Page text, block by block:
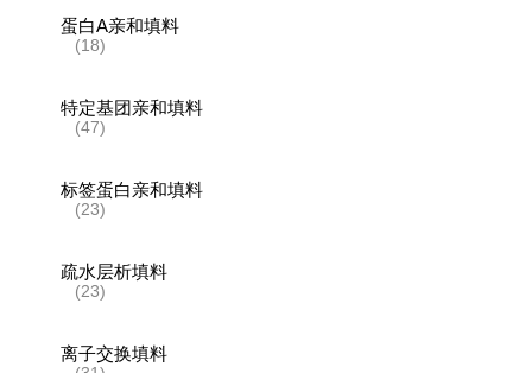
蛋白A亲和填料
(18)
特定基团亲和填料
(47)
标签蛋白亲和填料
(23)
疏水层析填料
(23)
离子交换填料